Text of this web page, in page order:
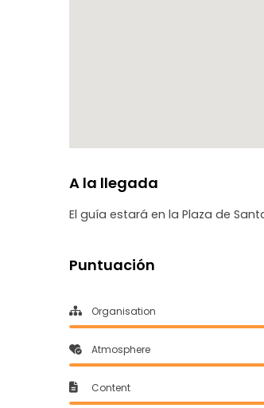
A la llegada
El guía estará en la Plaza de
Puntuación
Organisation
Atmosphere
Content